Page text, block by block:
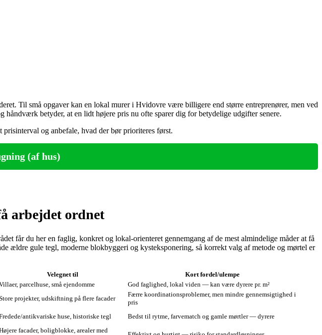
Til små opgaver kan en lokal murer i Hvidovre være billigere end større entreprenører, men ved
betyder, at en lidt højere pris nu ofte sparer dig for betydelige udgifter senere.
og anbefale, hvad der bør prioriteres først.
(af hus)
arbejdet ordnet
får du her en faglig, konkret og lokal‑orienteret gennemgang af de mest almindelige måder at få
gule tegl, moderne blokbyggeri og kysteksponering, så korrekt valg af metode og mørtel er
Velegnet til
Kort fordel/ulempe
parcelhuse, små ejendomme
God faglighed, lokal viden — kan være dyrere pr. m²
projekter, udskiftning på flere facader
Færre koordinationsproblemer, men mindre gennemsigtighed i
pris
antikvariske huse, historiske tegl
Bedst til rytme, farvematch og gamle mørtler — dyrere
facader, boligblokke, arealer med